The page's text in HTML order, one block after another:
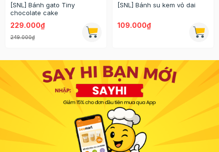
[SNL] Bánh gato Tiny
chocolate cake
229.000₫
249.000₫
[SNL] Bánh su kem vỏ dai
109.000₫